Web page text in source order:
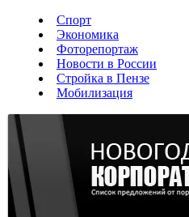
Спорт
Экономика
Фоторепортаж
Новости в России
Стройка в Пензе
Мобилизация